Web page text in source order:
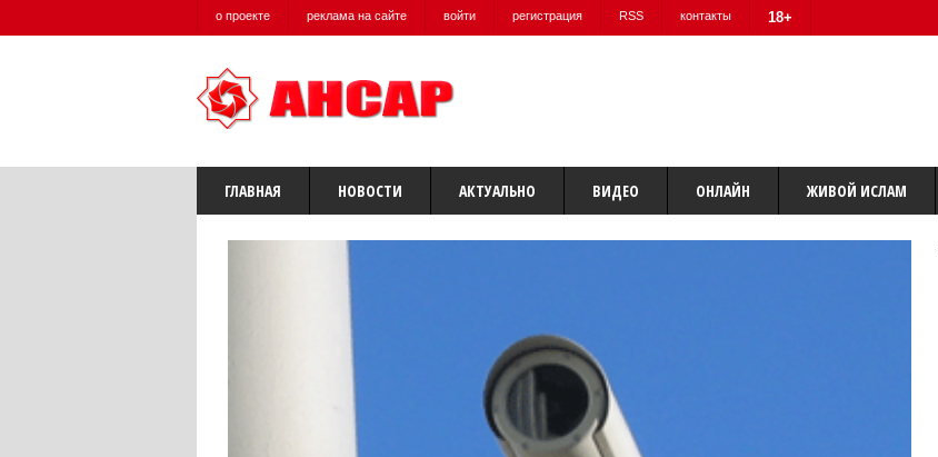
о проекте реклама на сайте войти регистрация RSS контакты 18+
ГЛАВНАЯ НОВОСТИ АКТУАЛЬНО ВИДЕО ОНЛАЙН ЖИВОЙ ИСЛАМ